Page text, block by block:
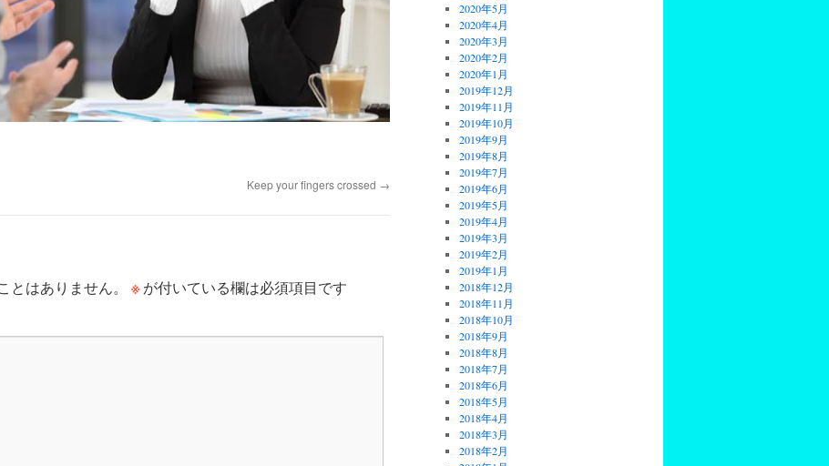
Keep your fingers crossed →
とはありません。 ※ が付いている欄は必須項目です
2020年5月
2020年4月
2020年3月
2020年2月
2020年1月
2019年12月
2019年11月
2019年10月
2019年9月
2019年8月
2019年7月
2019年6月
2019年5月
2019年4月
2019年3月
2019年2月
2019年1月
2018年12月
2018年11月
2018年10月
2018年9月
2018年8月
2018年7月
2018年6月
2018年5月
2018年4月
2018年3月
2018年2月